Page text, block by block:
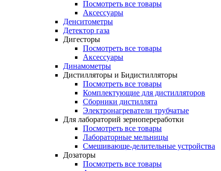
Посмотреть все товары
Аксессуары
Денситометры
Детектор газа
Дигесторы
Посмотреть все товары
Аксессуары
Динамометры
Дистилляторы и Бидистилляторы
Посмотреть все товары
Комплектующие для дистилляторов
Сборники дистиллята
Электронагреватели трубчатые
Для лабораторий зернопереработки
Посмотреть все товары
Лабораторные мельницы
Смешивающе-делительные устройства
Дозаторы
Посмотреть все товары